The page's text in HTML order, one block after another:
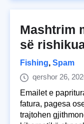
Mashtrim
së
Fishing, Spam
qershor 26,
Emailet e
fatura, pagesa
trajtohen